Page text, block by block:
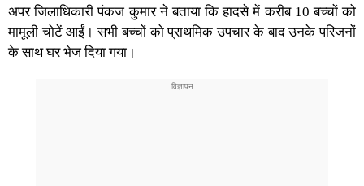
अपर जिलाधिकारी पंकज कुमार ने बताया कि हादसे में करीब 10 बच्चों को
मामूली चोटें आईं। सभी बच्चों को प्राथमिक उपचार के बाद उनके परिजनों
के साथ घर भेज दिया गया।